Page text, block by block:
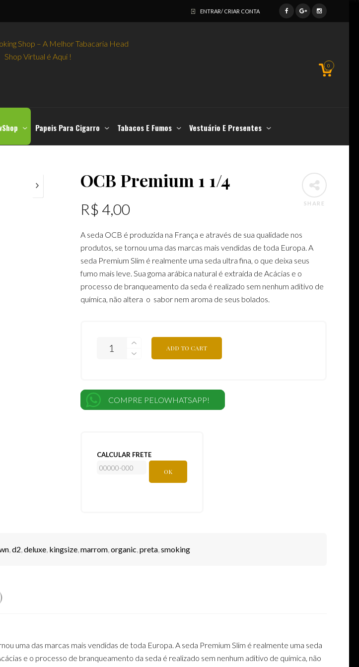
ENTRAR/ CRIAR CONTA
0
Papeis Para Cigarro Tabacos E Fumos Vestuário E Presentes
SHARE
OCB Premium 1 1/4
R$ 4,00
A seda OCB é produzida na França e através de sua qualidade nos
produtos, se tornou uma das marcas mais vendidas de toda Europa. A
seda Premium Slim é realmente uma seda ultra fina, o que deixa seus
fumo mais leve. Sua goma arábica natural é extraída de Acácias e o
processo de branqueamento da seda é realizado sem nenhum aditivo de
química, não altera o sabor nem aroma de seus bolados.
ADD TO CART
COMPRE PELOWHATSAPP!
CALCULAR FRETE
OK
,d2,deluxe, kingsize,marrom,organic,preta,smoking
uma das marcas mais vendidas de toda Europa. A seda Premium Slim é realmente uma seda
e o processo de branqueamento da seda é realizado sem nenhum aditivo de química, não